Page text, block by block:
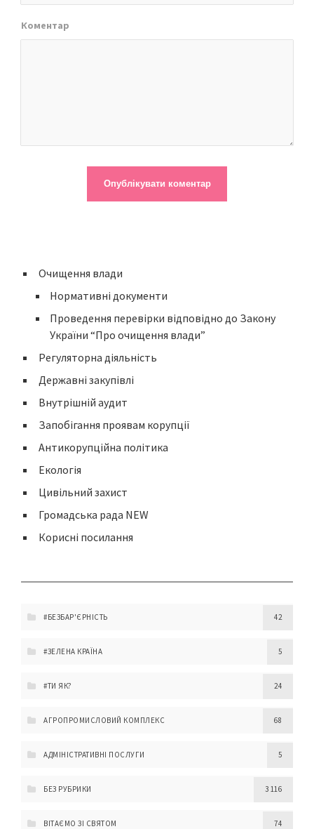
Коментар
Очищення влади
Нормативні документи
Проведення перевірки відповідно до Закону
України “Про очищення влади”
Регуляторна діяльність
Державні закупівлі
Внутрішній аудит
Запобігання проявам корупції
Антикорупційна політика
Екологія
Цивільний захист
Громадська рада NEW
Корисні посилання
#БЕЗБАР'ЄРНІСТЬ 42
#ЗЕЛЕНА КРАЇНА 5
#ТИ ЯК? 24
АГРОПРОМИСЛОВИЙ КОМПЛЕКС 68
АДМІНІСТРАТИВНІ ПОСЛУГИ 5
БЕЗ РУБРИКИ 3 116
ВІТАЄМО ЗІ СВЯТОМ 74